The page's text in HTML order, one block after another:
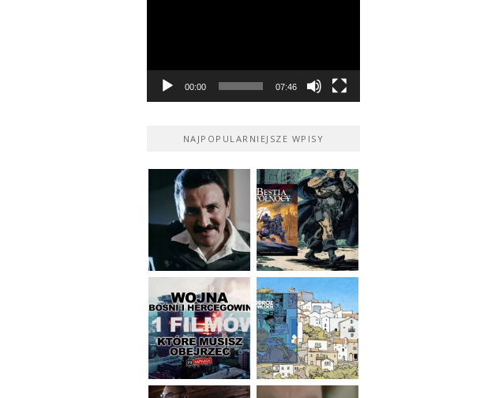
00:00 07:46
NAJPOPULARNIEJSZE WPISY